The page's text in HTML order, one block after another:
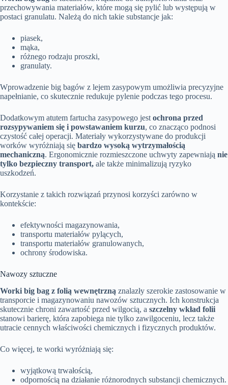
przechowywania materiałów, które mogą się pylić lub występują w
postaci granulatu. Należą do nich takie substancje jak:
piasek,
mąka,
różnego rodzaju proszki,
granulaty.
Wprowadzenie big bagów z lejem zasypowym umożliwia precyzyjne
napełnianie, co skutecznie redukuje pylenie podczas tego procesu.
Dodatkowym atutem fartucha zasypowego jest ochrona przed
rozsypywaniem się i powstawaniem kurzu, co znacząco podnosi
czystość całej operacji. Materiały wykorzystywane do produkcji
worków wyróżniają się bardzo wysoką wytrzymałością
mechaniczną. Ergonomicznie rozmieszczone uchwyty zapewniają nie
tylko bezpieczny transport, ale także minimalizują ryzyko
uszkodzeń.
Korzystanie z takich rozwiązań przynosi korzyści zarówno w
kontekście:
efektywności magazynowania,
transportu materiałów pylących,
transportu materiałów granulowanych,
ochrony środowiska.
Nawozy sztuczne
Worki big bag z folią wewnętrzną znalazły szerokie zastosowanie w
transporcie i magazynowaniu nawozów sztucznych. Ich konstrukcja
skutecznie chroni zawartość przed wilgocią, a szczelny wkład folii
stanowi barierę, która zapobiega nie tylko zawilgoceniu, lecz także
utracie cennych właściwości chemicznych i fizycznych produktów.
Co więcej, te worki wyróżniają się:
wyjątkową trwałością,
odpornością na działanie różnorodnych substancji chemicznych.